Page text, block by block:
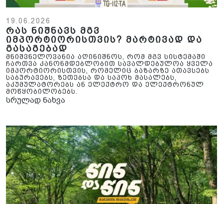
19.06.2026
რას ნიშნავს მგვ
იმპორტიორისთვის? მარტივად და
გასაგებად
მნიშვნელოვანია აღინიშნოს, რომ მგვ სისტემაში
ჩართვა კანონმდებლობით სავალდებულოა ყველა
იმპორტიორისთვის, რომელიც ბაზარზე ათავსებს
საბურავებს, ზეთებსა და საპოხ მასალებს,
აკუმულატორებს ან ელექტრო და ელექტრონულ
მოწყობილობებს.
სრულად ნახვა